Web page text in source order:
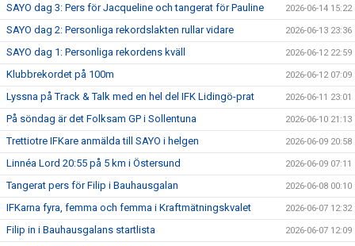
SAYO dag 3: Pers för Jacqueline och tangerat för Pauline 2026-06-14 15:22
SAYO dag 2: Personliga rekordslakten rullar vidare 2026-06-13 23:36
SAYO dag 1: Personliga rekordens kväll 2026-06-12 22:59
Klubbrekordet på 100m 2026-06-12 07:09
Lyssna på Track & Talk med en hel del IFK Lidingö-prat 2026-06-11 23:01
På söndag är det Folksam GP i Sollentuna 2026-06-10 21:13
Trettiotre IFKare anmälda till SAYO i helgen 2026-06-09 20:58
Linnéa Lord 20:55 på 5 km i Östersund 2026-06-09 07:11
Tangerat pers för Filip i Bauhausgalan 2026-06-08 00:10
IFKarna fyra, femma och femma i Kraftmätningskvalet 2026-06-07 12:32
Filip in i Bauhausgalans startlista 2026-06-07 12:09